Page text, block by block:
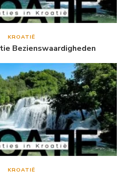
KROATIË
Bezienswaardigheden
KROATIË